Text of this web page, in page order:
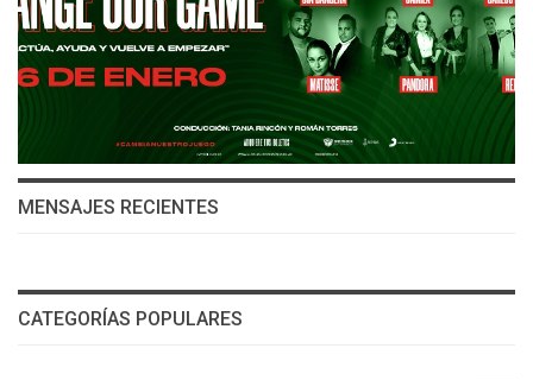
MENSAJES RECIENTES
CATEGORÍAS POPULARES